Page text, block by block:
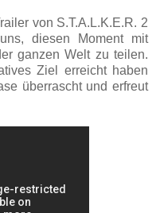
von S.T.A.L.K.E.R. 2
diesen Moment mit
ganzen Welt zu teilen.
Ziel erreicht haben
überrascht und erfreut